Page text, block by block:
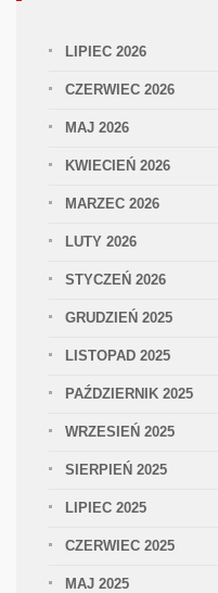
LIPIEC 2026
CZERWIEC 2026
MAJ 2026
KWIECIEŃ 2026
MARZEC 2026
LUTY 2026
STYCZEŃ 2026
GRUDZIEŃ 2025
LISTOPAD 2025
PAŹDZIERNIK 2025
WRZESIEŃ 2025
SIERPIEŃ 2025
LIPIEC 2025
CZERWIEC 2025
MAJ 2025